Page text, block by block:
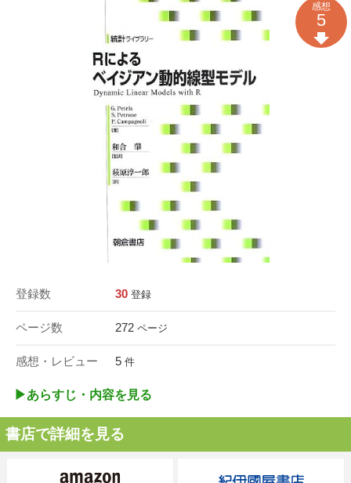
登録数 30 登録
ページ数 272 ページ
感想・レビュー 5 件
感想
5
▶︎あらすじ・内容を見る
書店で詳細を見る